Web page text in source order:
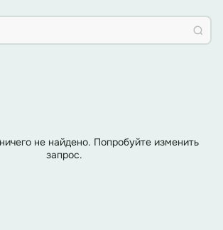
не найдено. Попробуйте изменить
запрос.